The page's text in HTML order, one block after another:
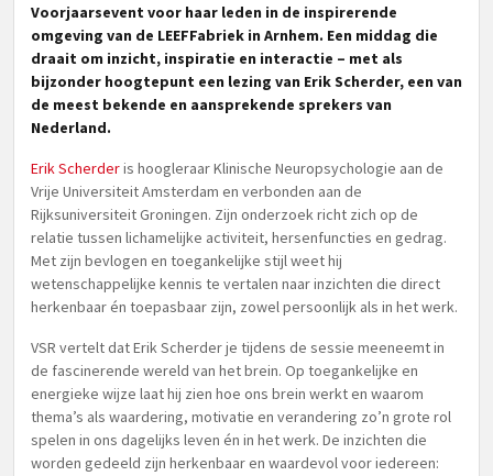
Voorjaarsevent voor haar leden in de inspirerende
omgeving van de LEEFFabriek in Arnhem. Een middag die
draait om inzicht, inspiratie en interactie – met als
bijzonder hoogtepunt een lezing van Erik Scherder, een van
de meest bekende en aansprekende sprekers van
Nederland.
Erik Scherderis hoogleraar Klinische Neuropsychologie aan de
Vrije Universiteit Amsterdam en verbonden aan de
Rijksuniversiteit Groningen. Zijn onderzoek richt zich op de
relatie tussen lichamelijke activiteit, hersenfuncties en gedrag.
Met zijn bevlogen en toegankelijke stijl weet hij
wetenschappelijke kennis te vertalen naar inzichten die direct
herkenbaar én toepasbaar zijn, zowel persoonlijk als in het werk.
VSR vertelt dat Erik Scherder je tijdens de sessie meeneemt in
de fascinerende wereld van het brein. Op toegankelijke en
energieke wijze laat hij zien hoe ons brein werkt en waarom
thema’s als waardering, motivatie en verandering zo’n grote rol
spelen in ons dagelijks leven én in het werk. De inzichten die
worden gedeeld zijn herkenbaar en waardevol voor iedereen: